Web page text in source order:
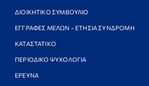
ΔΙΟΙΚΗΤΙΚΟ ΣΥΜΒΟΥΛΙΟ
ΕΓΓΡΑΦΕΣ ΜΕΛΩΝ – ΕΤΗΣΙΑ ΣΥΝΔΡΟΜΗ
ΚΑΤΑΣΤΑΤΙΚΟ
ΠΕΡΙΟΔΙΚΟ ΨΥΧΟΛΟΓΙΑ
ΕΡΕΥΝΑ